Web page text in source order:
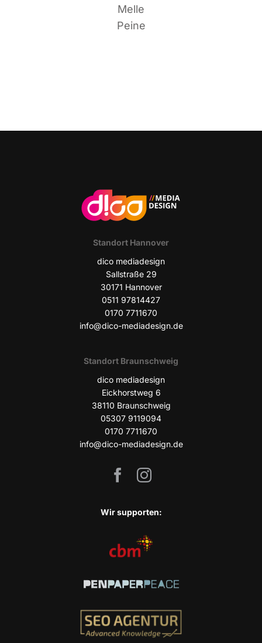
Melle
Peine
Stand­ort Hannover
dico media­de­sign
Sall­stra­ße 29
30171 Han­no­ver
0511 97814427
0170 7711670
info@dico-mediadesign.de
Stand­ort Braunschweig
dico media­de­sign
Eick­horst­weg 6
38110 Braun­schweig
05307 9119094
0170 7711670
info@dico-mediadesign.de
Wir sup­port­en: